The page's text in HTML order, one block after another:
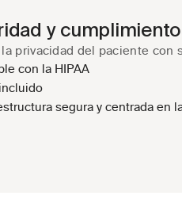
y cumplimiento
privacidad del paciente con
con la HIPAA
segura y centrada en